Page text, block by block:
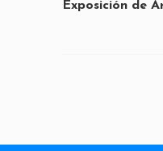
Exposición de